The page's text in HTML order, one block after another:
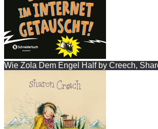
Wie Zola Dem Engel Half by Creech,